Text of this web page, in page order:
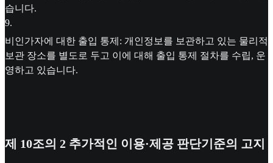
습니다.
9.
비인가자에 대한 출입 통제: 개인정보를 보관하고 있는 물리적
보관 장소를 별도로 두고 이에 대해 출입 통제 절차를 수립, 운
영하고 있습니다.
제 10조의 2 추가적인 이용·제공 판단기준의 고지